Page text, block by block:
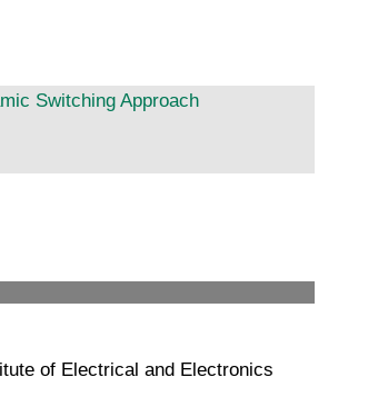
Switching Approach
of Electrical and Electronics